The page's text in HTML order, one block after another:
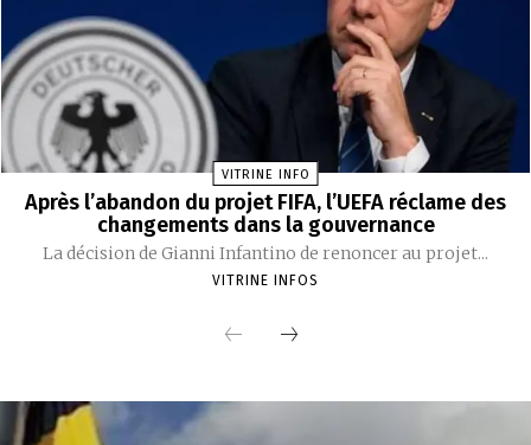
VITRINE INFO
Après l’abandon du projet FIFA, l’UEFA réclame des
changements dans la gouvernance
La décision de Gianni Infantino de renoncer au projet...
VITRINE INFOS